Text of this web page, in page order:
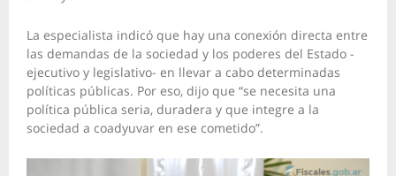
La especialista indicó que hay una conexión directa entre
las demandas de la sociedad y los poderes del Estado -
ejecutivo y legislativo- en llevar a cabo determinadas
políticas públicas. Por eso, dijo que “se necesita una
política pública seria, duradera y que integre a la
sociedad a coadyuvar en ese cometido”.